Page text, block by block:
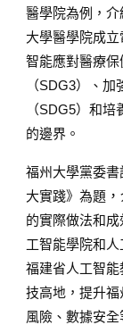
醫學院為例，
大學醫學院成
智能應對醫療
（SDG3）、
（SDG5）和
的邊界。
福州大學黨委
大實踐》為題 ，
的實際做法和
工智能學院和
福建省人工智
技高地，提升
風險、數據安